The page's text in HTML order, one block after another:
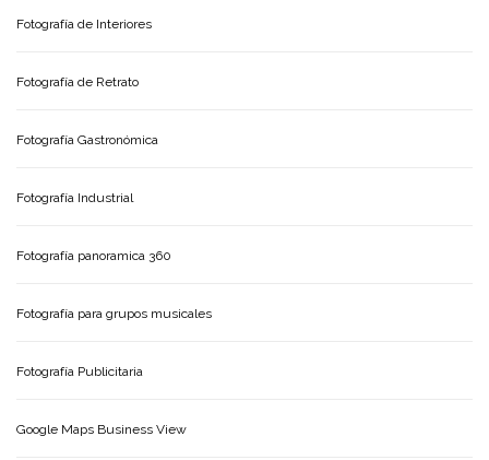
Fotografía de Interiores
Fotografía de Retrato
Fotografía Gastronómica
Fotografía Industrial
Fotografía panoramica 360
Fotografía para grupos musicales
Fotografía Publicitaria
Google Maps Business View